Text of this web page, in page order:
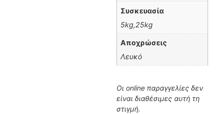
Συσκευασία
5kg,25kg
Αποχρώσεις
Λευκό
Οι online παραγγελίες δεν
είναι διαθέσιμες αυτή τη
στιγμή.